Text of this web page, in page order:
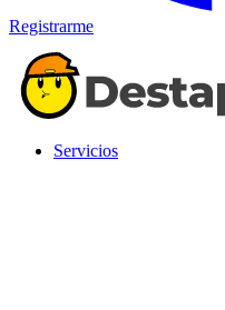
Registrarme
Servicios